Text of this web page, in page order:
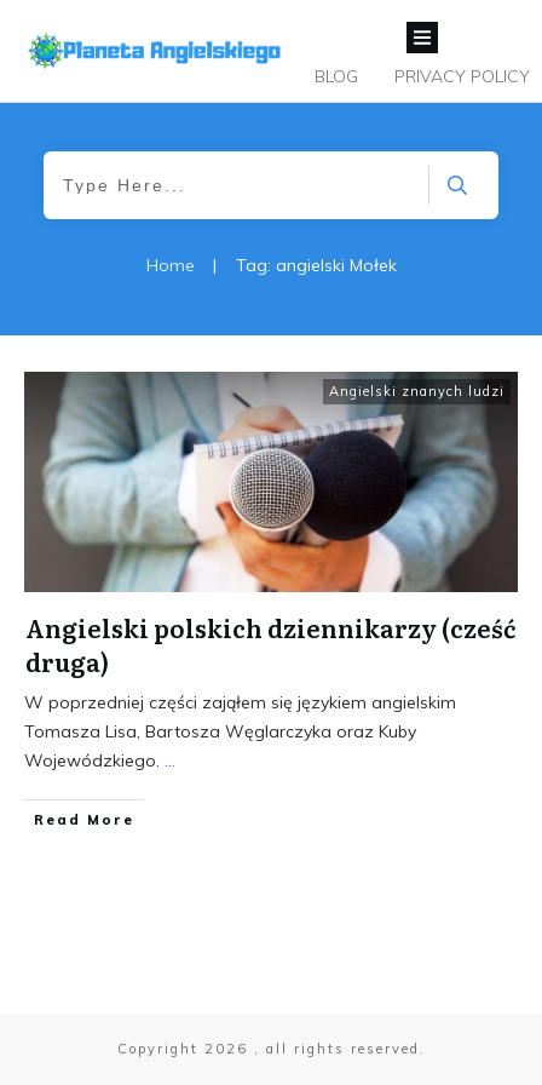
BLOG PRIVACY POLICY
Home | Tag: angielski Mołek
Angielski znanych ludzi
Angielski polskich dziennikarzy (cześć
druga)
W poprzedniej części zająłem się językiem angielskim
Tomasza Lisa, Bartosza Węglarczyka oraz Kuby
Wojewódzkiego.
​Read More
Copyright 2026 , all rights reserved.